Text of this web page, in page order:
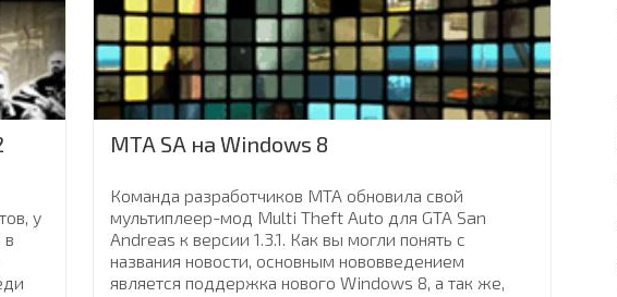
у
в
MTA SA на Windows 8
Команда разработчиков MTA обновила свой
мультиплеер-мод Multi Theft Auto для GTA San
Andreas к версии 1.3.1. Как вы могли понять с
названия новости, основным нововведением
является поддержка нового Windows 8, а так же,